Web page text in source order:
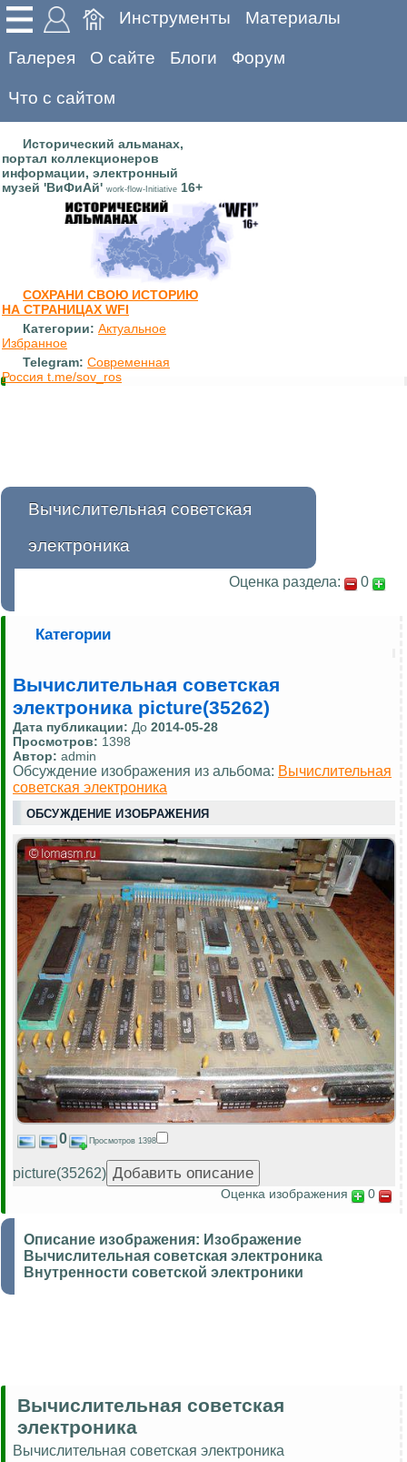
Инструменты Материалы
Галерея О сайте Блоги Форум
Что с сайтом
Исторический альманах,
портал коллекционеров
информации, электронный
музей 'ВиФиАй' work-flow-Initiative 16+
СОХРАНИ СВОЮ ИСТОРИЮ
НА СТРАНИЦАХ WFI
Категории: Актуальное
Избранное
Telegram: Современная
Россия t.me/sov_ros
Вычислительная советская
электроника
Оценка раздела: 0
Категории
Вычислительная советская
электроника picture(35262)
Дата публикации: До 2014-05-28
Просмотров: 1398
Автор: admin
Обсуждение изображения из альбома: Вычислительная
советская электроника
ОБСУЖДЕНИЕ ИЗОБРАЖЕНИЯ
0 Просмотров 1398
picture(35262)
Оценка изображения 0
Описание изображения: Изображение
Вычислительная советская электроника
Внутренности советской электроники
Вычислительная советская
электроника
Вычислительная советская электроника